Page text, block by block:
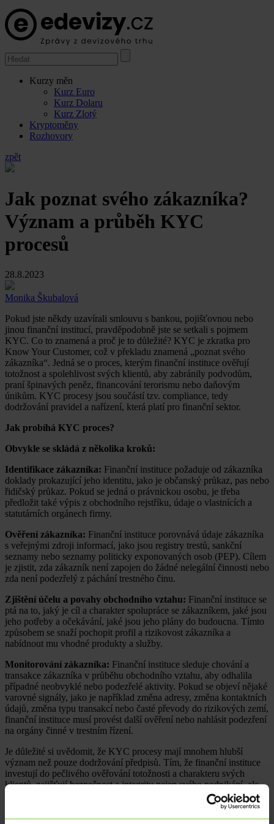
Kurzy měn
Kurz Euro
Kurz Dolaru
Kurz Zlotý
Kryptoměny
Rozhovory
zpět
Jak poznat svého zákazníka?
Význam a průběh KYC
procesů
28.8.2023
Monika Škubalová
Pokud jste někdy uzavírali smlouvu s bankou, pojišťovnou nebo
jinou finanční institucí, pravděpodobně jste se setkali s pojmem
KYC. Co to znamená a proč je to důležité? KYC je zkratka pro
Know Your Customer, což v překladu znamená „poznat svého
zákazníka“. Jedná se o proces, kterým finanční instituce ověřují
totožnost a spolehlivost svých klientů, aby zabránily podvodům,
praní špinavých peněz, financování terorismu nebo daňovým
únikům. KYC procesy jsou součástí tzv. compliance, tedy
dodržování pravidel a nařízení, která platí pro finanční sektor.
Jak probíhá KYC proces?
Obvykle se skládá z několika kroků:
Identifikace zákazníka: Finanční instituce požaduje od zákazníka
doklady prokazující jeho identitu, jako je občanský průkaz, pas nebo
řidičský průkaz. Pokud se jedná o právnickou osobu, je třeba
předložit také výpis z obchodního rejstříku, údaje o vlastnících a
statutárních orgánech firmy.
Ověření zákazníka: Finanční instituce porovnává údaje zákazníka
s veřejnými zdroji informací, jako jsou registry trestů, sankční
seznamy nebo seznamy politicky exponovaných osob (PEP). Cílem
je zjistit, zda zákazník není zapojen do žádné nelegální činnosti nebo
zda není podezřelý z páchání trestného činu.
Zjištění účelu a povahy obchodního vztahu: Finanční instituce se
ptá na to, jaký je cíl a charakter spolupráce se zákazníkem, jaké jsou
jeho potřeby a očekávání, jaké jsou jeho plány do budoucna. Tímto
způsobem se snaží pochopit profil a rizikovost zákazníka a
nabídnout mu vhodné produkty a služby.
Monitorování zákazníka: Finanční instituce sleduje chování a
transakce zákazníka v průběhu obchodního vztahu, aby odhalila
případné neobvyklé nebo podezřelé aktivity. Pokud se objeví nějaké
varovné signály, jako je například změna adresy, změna kontaktních
údajů, změna typu transakcí nebo časté převody do rizikových zemí,
finanční instituce musí provést další ověření nebo nahlásit podezření
na orgány činné v trestním řízení.
Je důležité si uvědomit, že KYC procesy mají mnohem hlubší
význam než pouze dodržování předpisů. Tím, že finanční instituce
investují do pečlivého ověřování totožnosti a charakteru svých
klientů, zajišťují bezpečnost a integritu nejen svého podnikání, ale
také celého finančního systému. Tyto procesy také zvyšují důvěru
mezi zákazníky a institucemi, což v konečném důsledku přináší větší
stabilitu a rozvoj finančního prostředí. Díky KYC procesům mají